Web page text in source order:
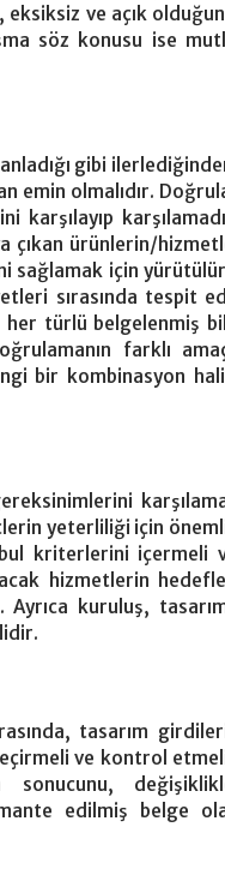
eksiksiz ve açık
söz konusu ise
gibi
emin olmalıdır.
çıkan ürünlerin/
sağlamak için
sırasında tespit
türlü belgelenmiş
farklı
bir kombinasyon
yeterliliği için
kriterlerini içermeli
hizmetlerin
Ayrıca kuruluş,
tasarım
ve kontrol
edilmiş belge